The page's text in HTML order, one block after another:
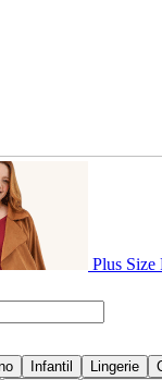
Plus Size
Infantil Lingerie